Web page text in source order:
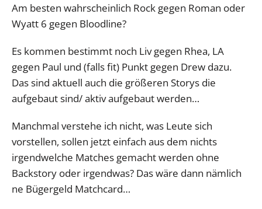
Am besten wahrscheinlich Rock gegen Roman oder
Wyatt 6 gegen Bloodline?
Es kommen bestimmt noch Liv gegen Rhea, LA
gegen Paul und (falls fit) Punkt gegen Drew dazu.
Das sind aktuell auch die größeren Storys die
aufgebaut sind/ aktiv aufgebaut werden…
Manchmal verstehe ich nicht, was Leute sich
vorstellen, sollen jetzt einfach aus dem nichts
irgendwelche Matches gemacht werden ohne
Backstory oder irgendwas? Das wäre dann nämlich
ne Bügergeld Matchcard…